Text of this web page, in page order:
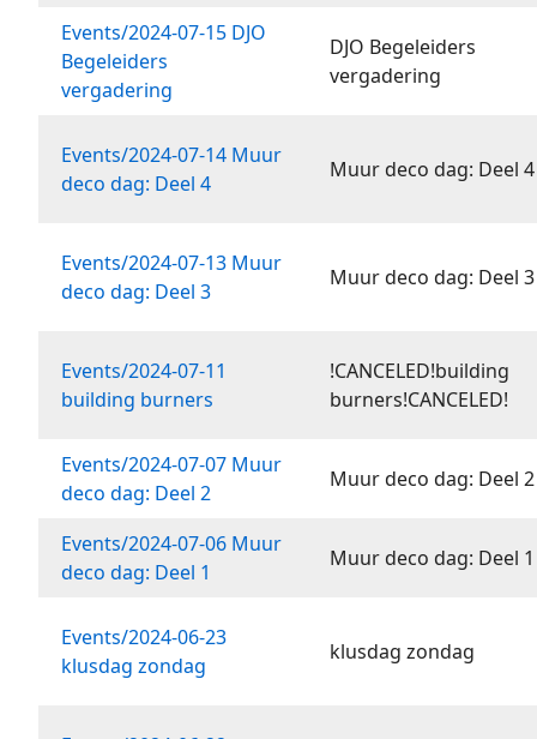
Events/2024-07-15 DJO
Begeleiders
vergadering
DJO Begeleiders
vergadering
Events/2024-07-14 Muur
deco dag: Deel 4
Muur deco dag: Deel 4
Events/2024-07-13 Muur
deco dag: Deel 3
Muur deco dag: Deel 3
Events/2024-07-11
building burners
!CANCELED!building
burners!CANCELED!
Events/2024-07-07 Muur
deco dag: Deel 2
Muur deco dag: Deel 2
Events/2024-07-06 Muur
deco dag: Deel 1
Muur deco dag: Deel 1
Events/2024-06-23
klusdag zondag
klusdag zondag